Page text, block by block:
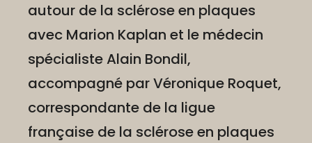
autour de la sclérose en plaques
avec Marion Kaplan et le médecin
spécialiste Alain Bondil,
accompagné par Véronique Roquet,
correspondante de la ligue
française de la sclérose en plaques